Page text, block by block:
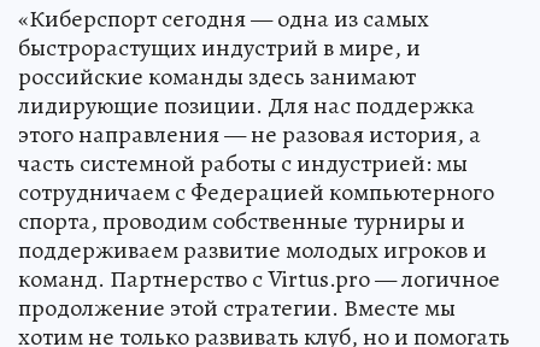
«Киберспорт сегодня — одна из самых
быстрорастущих индустрий в мире, и
российские команды здесь занимают
лидирующие позиции. Для нас поддержка
этого направления — не разовая история, а
часть системной работы с индустрией: мы
сотрудничаем с Федерацией компьютерного
спорта, проводим собственные турниры и
поддерживаем развитие молодых игроков и
команд. Партнерство с Virtus.pro — логичное
продолжение этой стратегии. Вместе мы
хотим не только развивать клуб, но и помогать